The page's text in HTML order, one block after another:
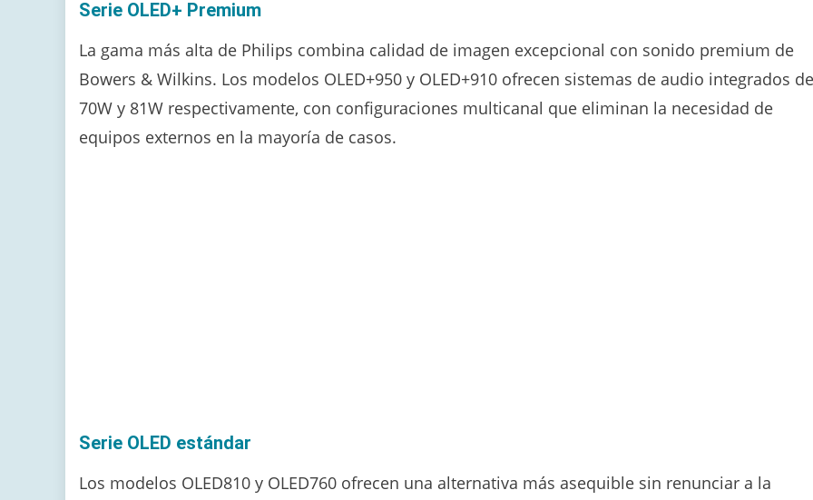
Serie OLED+ Premium
La gama más alta de Philips combina calidad de imagen excepcional con sonido premium de
Bowers & Wilkins. Los modelos OLED+950 y OLED+910 ofrecen sistemas de audio integrados de
70W y 81W respectivamente, con configuraciones multicanal que eliminan la necesidad de
equipos externos en la mayoría de casos.
Serie OLED estándar
Los modelos OLED810 y OLED760 ofrecen una alternativa más asequible sin renunciar a la